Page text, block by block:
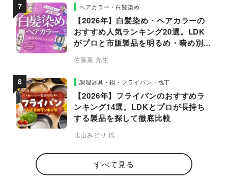
ヘアカラー・白髪染め
【2026年】白髪染め・ヘアカラーの
おすすめ人気ランキング20選。LDK
がプロと市販製品を明るめ・暗め別に
佐藤薫 先生
調理器具・鍋・フライパン・包丁
【2026年】フライパンのおすすめラ
ンキング14選。LDKとプロが長持ち
する製品を探して徹底比較
北山みどり 氏
すべて見る